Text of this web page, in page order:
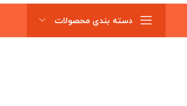
دسته بندی محصولات